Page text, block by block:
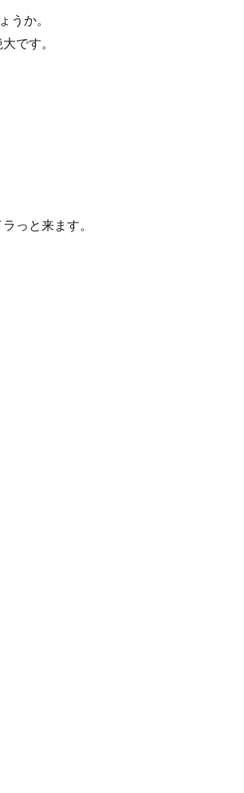
うか。
です。
っと来ます。